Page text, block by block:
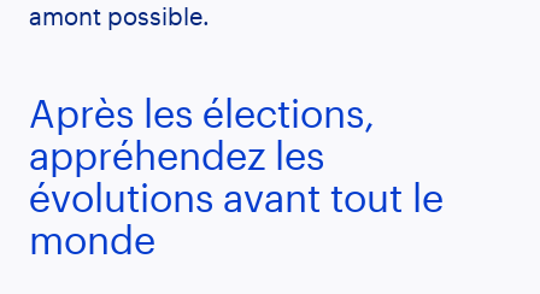
amont possible.
Après les élections,
appréhendez les
évolutions avant tout le
monde